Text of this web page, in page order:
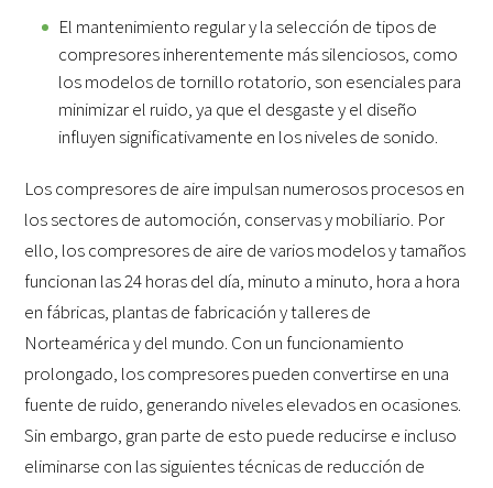
El mantenimiento regular y la selección de tipos de
compresores inherentemente más silenciosos, como
los modelos de tornillo rotatorio, son esenciales para
minimizar el ruido, ya que el desgaste y el diseño
influyen significativamente en los niveles de sonido.
Los compresores de aire impulsan numerosos procesos en
los sectores de automoción, conservas y mobiliario. Por
ello, los compresores de aire de varios modelos y tamaños
funcionan las 24 horas del día, minuto a minuto, hora a hora
en fábricas, plantas de fabricación y talleres de
Norteamérica y del mundo. Con un funcionamiento
prolongado, los compresores pueden convertirse en una
fuente de ruido, generando niveles elevados en ocasiones.
Sin embargo, gran parte de esto puede reducirse e incluso
eliminarse con las siguientes técnicas de reducción de